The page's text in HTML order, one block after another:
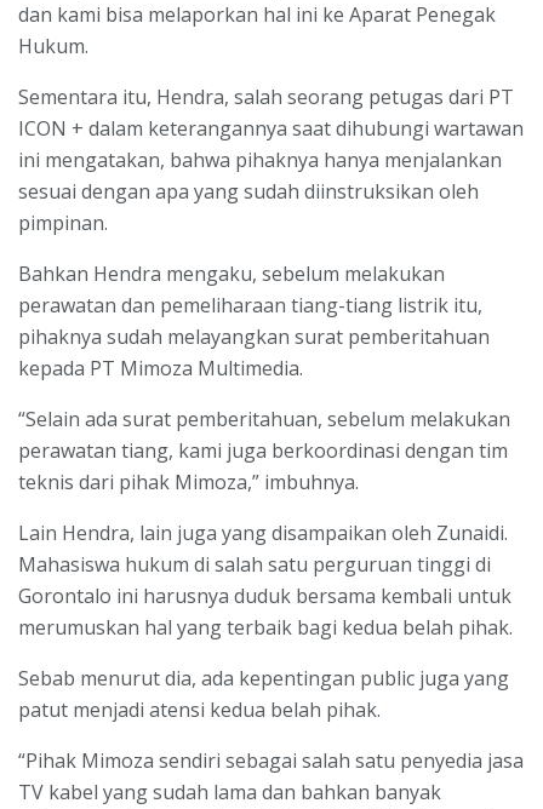
dan kami bisa melaporkan hal ini ke Aparat Penegak
Hukum.
Sementara itu, Hendra, salah seorang petugas dari PT
ICON + dalam keterangannya saat dihubungi wartawan
ini mengatakan, bahwa pihaknya hanya menjalankan
sesuai dengan apa yang sudah diinstruksikan oleh
pimpinan.
Bahkan Hendra mengaku, sebelum melakukan
perawatan dan pemeliharaan tiang-tiang listrik itu,
pihaknya sudah melayangkan surat pemberitahuan
kepada PT Mimoza Multimedia.
“Selain ada surat pemberitahuan, sebelum melakukan
perawatan tiang, kami juga berkoordinasi dengan tim
teknis dari pihak Mimoza,” imbuhnya.
Lain Hendra, lain juga yang disampaikan oleh Zunaidi.
Mahasiswa hukum di salah satu perguruan tinggi di
Gorontalo ini harusnya duduk bersama kembali untuk
merumuskan hal yang terbaik bagi kedua belah pihak.
Sebab menurut dia, ada kepentingan public juga yang
patut menjadi atensi kedua belah pihak.
“Pihak Mimoza sendiri sebagai salah satu penyedia jasa
TV kabel yang sudah lama dan bahkan banyak